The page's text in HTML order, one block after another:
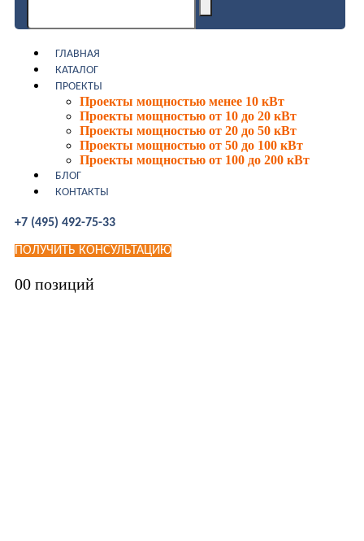
ГЛАВНАЯ
КАТАЛОГ
ПРОЕКТЫ
Проекты мощностью менее 10 кВт
Проекты мощностью от 10 до 20 кВт
Проекты мощностью от 20 до 50 кВт
Проекты мощностью от 50 до 100 кВт
Проекты мощностью от 100 до 200 кВт
БЛОГ
КОНТАКТЫ
+7 (495) 492-75-33
ПОЛУЧИТЬ КОНСУЛЬТАЦИЮ
00 позиций